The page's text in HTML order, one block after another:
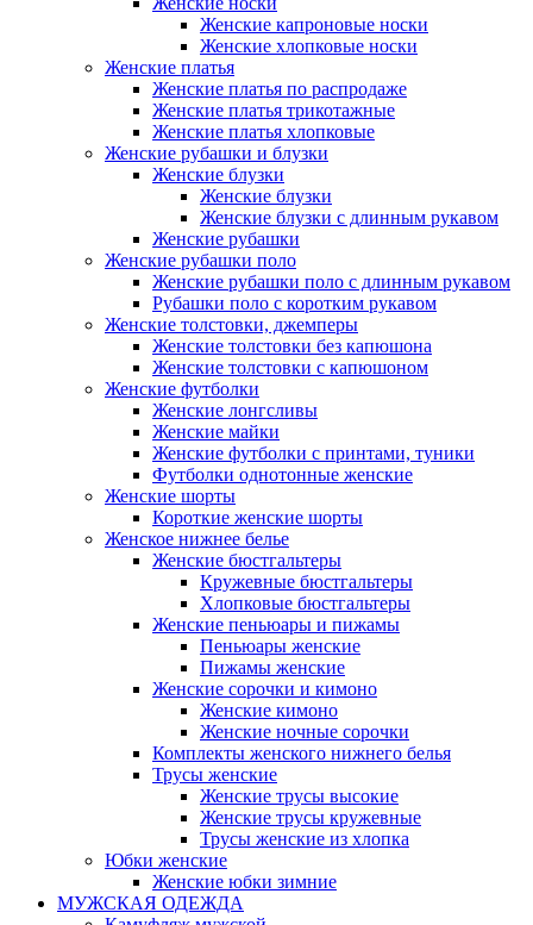
Женские капроновые носки
Женские хлопковые носки
Женские платья
Женские платья по распродаже
Женские платья трикотажные
Женские платья хлопковые
Женские рубашки и блузки
Женские блузки
Женские блузки
Женские блузки с длинным рукавом
Женские рубашки
Женские рубашки поло
Женские рубашки поло с длинным рукавом
Рубашки поло с коротким рукавом
Женские толстовки, джемперы
Женские толстовки без капюшона
Женские толстовки с капюшоном
Женские футболки
Женские лонгсливы
Женские майки
Женские футболки с принтами, туники
Футболки однотонные женские
Женские шорты
Короткие женские шорты
Женское нижнее белье
Женские бюстгальтеры
Кружевные бюстгальтеры
Хлопковые бюстгальтеры
Женские пеньюары и пижамы
Пеньюары женские
Пижамы женские
Женские сорочки и кимоно
Женские кимоно
Женские ночные сорочки
Комплекты женского нижнего белья
Трусы женские
Женские трусы высокие
Женские трусы кружевные
Трусы женские из хлопка
Юбки женские
Женские юбки зимние
МУЖСКАЯ ОДЕЖДА